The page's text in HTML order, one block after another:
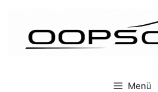
Menü